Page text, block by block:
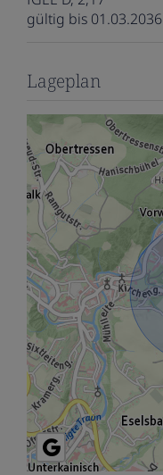
gültig bis 01.03.2036
Lageplan